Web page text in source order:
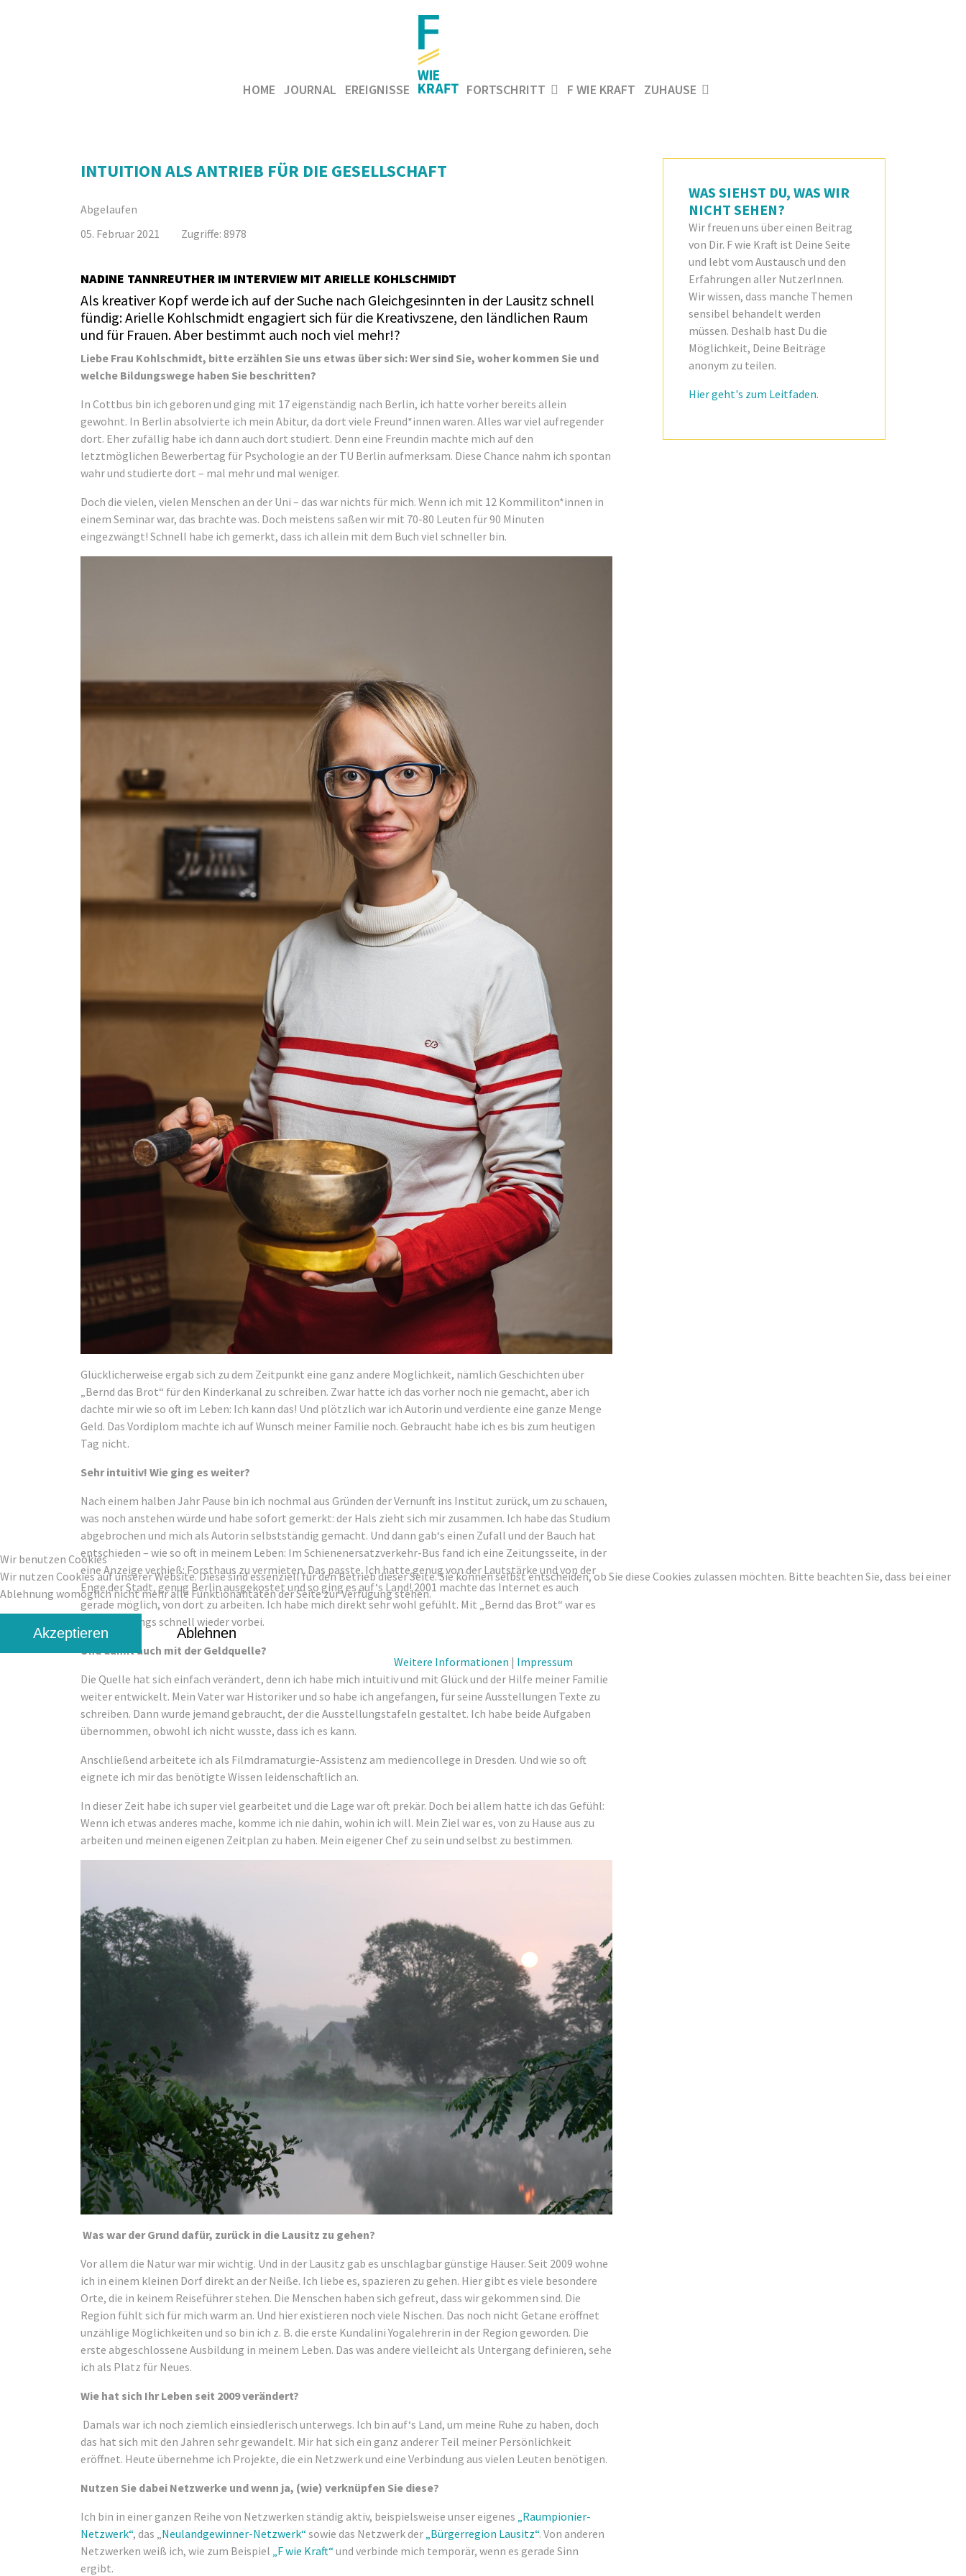
HOME JOURNAL EREIGNISSE FORTSCHRITT F WIE KRAFT ZUHAUSE
INTUITION ALS ANTRIEB FÜR DIE GESELLSCHAFT
Abgelaufen
05. Februar 2021
Zugriffe: 8978
NADINE TANNREUTHER IM INTERVIEW MIT ARIELLE KOHLSCHMIDT
Als kreativer Kopf werde ich auf der Suche nach Gleichgesinnten in der Lausitz schnell
fündig: Arielle Kohlschmidt engagiert sich für die Kreativszene, den ländlichen Raum
und für Frauen. Aber bestimmt auch noch viel mehr!?
Liebe Frau Kohlschmidt, bitte erzählen Sie uns etwas über sich: Wer sind Sie, woher kommen Sie und
welche Bildungswege haben Sie beschritten?
In Cottbus bin ich geboren und ging mit 17 eigenständig nach Berlin, ich hatte vorher bereits allein
gewohnt. In Berlin absolvierte ich mein Abitur, da dort viele Freund*innen waren. Alles war viel aufregender
dort. Eher zufällig habe ich dann auch dort studiert. Denn eine Freundin machte mich auf den
letztmöglichen Bewerbertag für Psychologie an der TU Berlin aufmerksam. Diese Chance nahm ich spontan
wahr und studierte dort – mal mehr und mal weniger.
Doch die vielen, vielen Menschen an der Uni – das war nichts für mich. Wenn ich mit 12 Kommiliton*innen in
einem Seminar war, das brachte was. Doch meistens saßen wir mit 70-80 Leuten für 90 Minuten
eingezwängt! Schnell habe ich gemerkt, dass ich allein mit dem Buch viel schneller bin.
Glücklicherweise ergab sich zu dem Zeitpunkt eine ganz andere Möglichkeit, nämlich Geschichten über
„Bernd das Brot“ für den Kinderkanal zu schreiben. Zwar hatte ich das vorher noch nie gemacht, aber ich
dachte mir wie so oft im Leben: Ich kann das! Und plötzlich war ich Autorin und verdiente eine ganze Menge
Geld. Das Vordiplom machte ich auf Wunsch meiner Familie noch. Gebraucht habe ich es bis zum heutigen
Tag nicht.
Sehr intuitiv! Wie ging es weiter?
Nach einem halben Jahr Pause bin ich nochmal aus Gründen der Vernunft ins Institut zurück, um zu schauen,
was noch anstehen würde und habe sofort gemerkt: der Hals zieht sich mir zusammen. Ich habe das Studium
abgebrochen und mich als Autorin selbstständig gemacht. Und dann gab‘s einen Zufall und der Bauch hat
entschieden – wie so oft in meinem Leben: Im Schienenersatzverkehr-Bus fand ich eine Zeitungsseite, in der
eine Anzeige verhieß: Forsthaus zu vermieten. Das passte. Ich hatte genug von der Lautstärke und von der
Enge der Stadt, genug Berlin ausgekostet und so ging es auf‘s Land! 2001 machte das Internet es auch
gerade möglich, von dort zu arbeiten. Ich habe mich direkt sehr wohl gefühlt. Mit „Bernd das Brot“ war es
dann allerdings schnell wieder vorbei.
Und damit auch mit der Geldquelle?
Die Quelle hat sich einfach verändert, denn ich habe mich intuitiv und mit Glück und der Hilfe meiner Familie
weiter entwickelt. Mein Vater war Historiker und so habe ich angefangen, für seine Ausstellungen Texte zu
schreiben. Dann wurde jemand gebraucht, der die Ausstellungstafeln gestaltet. Ich habe beide Aufgaben
übernommen, obwohl ich nicht wusste, dass ich es kann.
Anschließend arbeitete ich als Filmdramaturgie-Assistenz am mediencollege in Dresden. Und wie so oft
eignete ich mir das benötigte Wissen leidenschaftlich an.
In dieser Zeit habe ich super viel gearbeitet und die Lage war oft prekär. Doch bei allem hatte ich das Gefühl:
Wenn ich etwas anderes mache, komme ich nie dahin, wohin ich will. Mein Ziel war es, von zu Hause aus zu
arbeiten und meinen eigenen Zeitplan zu haben. Mein eigener Chef zu sein und selbst zu bestimmen.
Was war der Grund dafür, zurück in die Lausitz zu gehen?
Vor allem die Natur war mir wichtig. Und in der Lausitz gab es unschlagbar günstige Häuser. Seit 2009 wohne
ich in einem kleinen Dorf direkt an der Neiße. Ich liebe es, spazieren zu gehen. Hier gibt es viele besondere
Orte, die in keinem Reiseführer stehen. Die Menschen haben sich gefreut, dass wir gekommen sind. Die
Region fühlt sich für mich warm an. Und hier existieren noch viele Nischen. Das noch nicht Getane eröffnet
unzählige Möglichkeiten und so bin ich z. B. die erste Kundalini Yogalehrerin in der Region geworden. Die
erste abgeschlossene Ausbildung in meinem Leben. Das was andere vielleicht als Untergang definieren, sehe
ich als Platz für Neues.
Wie hat sich Ihr Leben seit 2009 verändert?
Damals war ich noch ziemlich einsiedlerisch unterwegs. Ich bin auf‘s Land, um meine Ruhe zu haben, doch
das hat sich mit den Jahren sehr gewandelt. Mir hat sich ein ganz anderer Teil meiner Persönlichkeit
eröffnet. Heute übernehme ich Projekte, die ein Netzwerk und eine Verbindung aus vielen Leuten benötigen.
Nutzen Sie dabei Netzwerke und wenn ja, (wie) verknüpfen Sie diese?
Ich bin in einer ganzen Reihe von Netzwerken ständig aktiv, beispielsweise unser eigenes „Raumpionier-
Netzwerk“, das „ Neulandgewinner-Netzwerk“ sowie das Netzwerk der „Bürgerregion Lausitz“. Von anderen
Netzwerken weiß ich, wie zum Beispiel „F wie Kraft“ und verbinde mich temporär, wenn es gerade Sinn
ergibt.
WAS SIEHST DU, WAS WIR
NICHT SEHEN?
Wir freuen uns über einen Beitrag
von Dir. F wie Kraft ist Deine Seite
und lebt vom Austausch und den
Erfahrungen aller NutzerInnen.
Wir wissen, dass manche Themen
sensibel behandelt werden
müssen. Deshalb hast Du die
Möglichkeit, Deine Beiträge
anonym zu teilen.
Hier geht's zum Leitfaden.
Wir benutzen Cookies
Wir nutzen Cookies auf unserer Website. Diese sind essenziell für den Betrieb dieser Seite. Sie können selbst entscheiden, ob Sie diese Cookies zulassen möchten. Bitte beachten Sie, dass bei einer
Ablehnung womöglich nicht mehr alle Funktionalitäten der Seite zur Verfügung stehen.
Akzeptieren Ablehnen
Weitere Informationen | Impressum